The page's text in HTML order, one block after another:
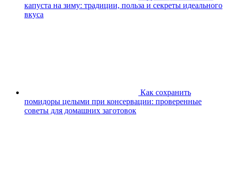
капуста на зиму: традиции, польза и секреты идеального
вкуса
Как сохранить
помидоры целыми при консервации: проверенные
советы для домашних заготовок